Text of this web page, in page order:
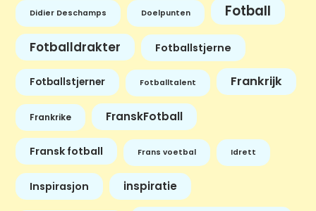
Didier Deschamps Doelpunten Fotball
Fotballdrakter Fotballstjerne
Fotballstjerner Fotballtalent Frankrijk
Frankrike FranskFotball
Fransk fotball Frans voetbal Idrett
Inspirasjon inspiratie